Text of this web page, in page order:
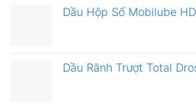
Dầu Hộp Số Mobilube HD
Dầu Rãnh Trượt Total